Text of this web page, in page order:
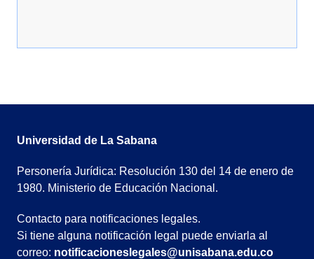
Universidad de La Sabana
Personería Jurídica: Resolución 130 del 14 de enero de
1980. Ministerio de Educación Nacional.
Contacto para notificaciones legales.
Si tiene alguna notificación legal puede enviarla al
correo: notificacioneslegales@unisabana.edu.co